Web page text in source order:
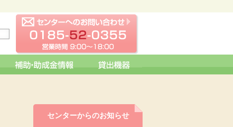
センターからのお知らせ